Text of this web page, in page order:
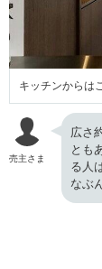
キッチンからは
売主さま
広さ
とも
る人
なぶ